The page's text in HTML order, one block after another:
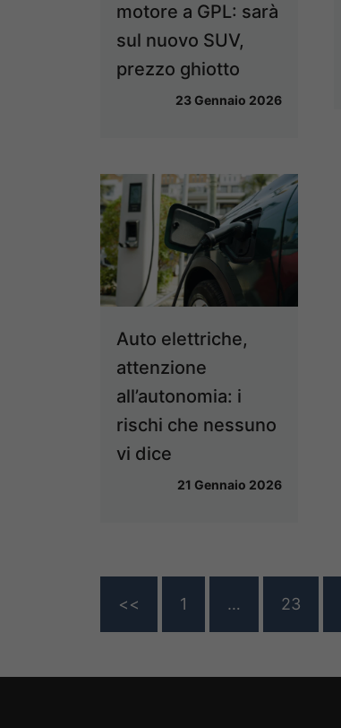
motore a GPL: sarà
sul nuovo SUV,
prezzo ghiotto
23 Gennaio 2026
Auto elettriche,
attenzione
all’autonomia: i
rischi che nessuno
vi dice
21 Gennaio 2026
<< 1 … 23